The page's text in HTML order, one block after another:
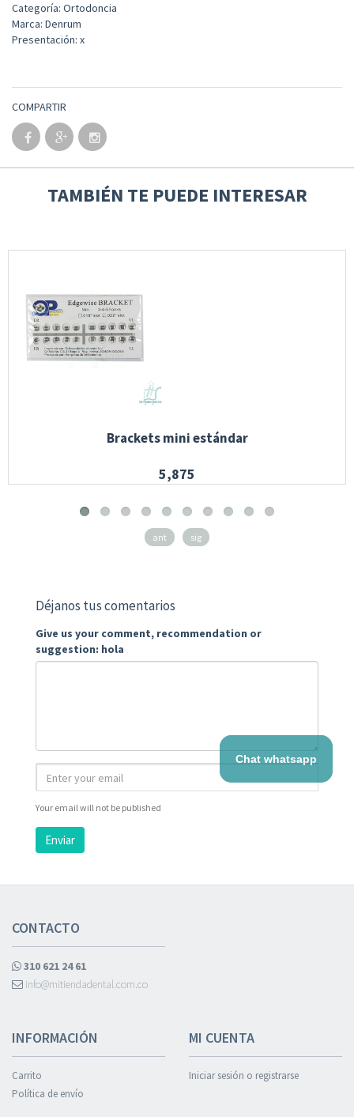
Categoría: Ortodoncia
Marca: Denrum
Presentación: x
COMPARTIR
TAMBIÉN TE PUEDE INTERESAR
Brackets mini estándar
5,875
ant sig
Déjanos tus comentarios
Give us your comment, recommendation or
suggestion: hola
Your email will not be published
Enviar
CONTACTO
310 621 24 61
info@mitiendadental.com.co
INFORMACIÓN
Carrito
Política de envío
MI CUENTA
Iniciar sesión o registrarse
Chat whatsapp